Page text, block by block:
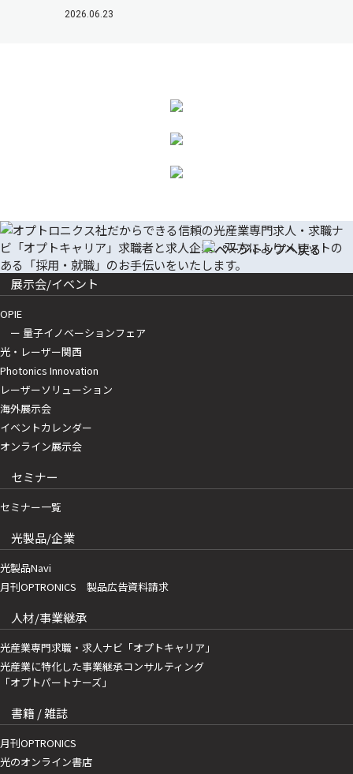
2026.06.23
展示会/イベント
OPIE
ー 量子イノベーションフェア
光・レーザー関西
Photonics Innovation
レーザーソリューション
海外展示会
イベントカレンダー
オンライン展示会
セミナー
セミナー一覧
光製品/企業
光製品Navi
月刊OPTRONICS 製品広告資料請求
人材/事業継承
光産業専門求職・求人ナビ「オプトキャリア」
光産業に特化した事業継承コンサルティング
「オプトパートナーズ」
書籍 / 雑誌
月刊OPTRONICS
光のオンライン書店